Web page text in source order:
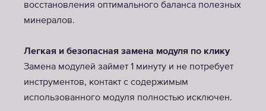
восстановления оптимального баланса полезных
минералов.
Легкая и безопасная замена модуля по клику
Замена модулей займет 1 минуту и не потребует
инструментов, контакт с содержимым
использованного модуля полностью исключен.